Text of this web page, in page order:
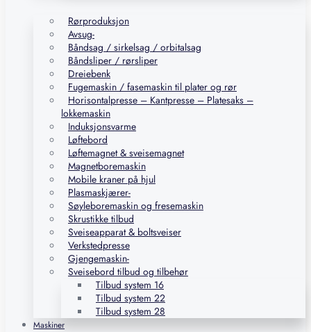
Rørproduksjon
Avsug-
Båndsag / sirkelsag / orbitalsag
Båndsliper / rørsliper
Dreiebenk
Fugemaskin / fasemaskin til plater og rør
Horisontalpresse – Kantpresse – Platesaks –
lokkemaskin
Induksjonsvarme
Løftebord
Løftemagnet & sveisemagnet
Magnetboremaskin
Mobile kraner på hjul
Plasmaskjærer-
Søyleboremaskin og fresemaskin
Skrustikke tilbud
Sveiseapparat & boltsveiser
Verkstedpresse
Gjengemaskin-
Sveisebord tilbud og tilbehør
Tilbud system 16
Tilbud system 22
Tilbud system 28
Maskiner